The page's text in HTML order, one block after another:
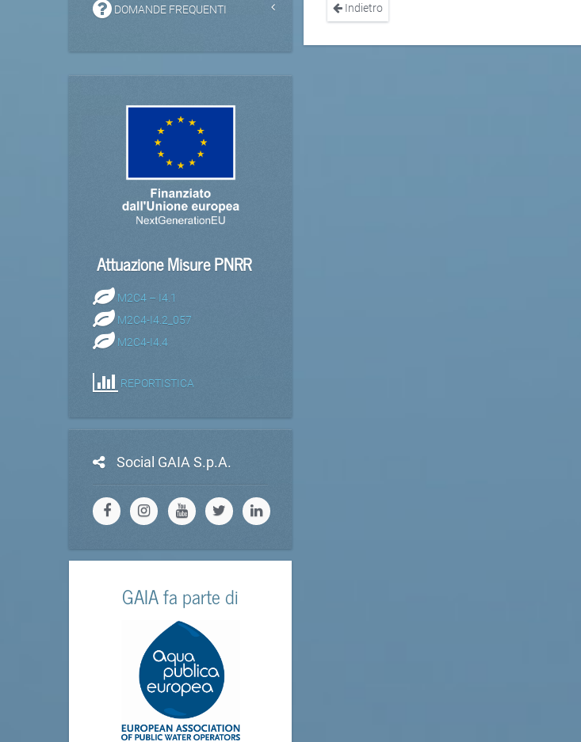
Indietro
DOMANDE FREQUENTI
Attuazione Misure PNRR
M2C4 – I4.1
M2C4-I4.2_057
M2C4-I4.4
REPORTISTICA
Social GAIA S.p.A.
GAIA fa parte di